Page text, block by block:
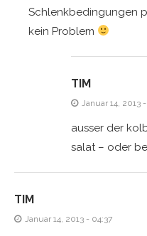
Schlenkbedingungen
kein Problem
TIM
Januar 14, 2013
ausser der
salat – oder
TIM
Januar 14, 2013 - 04:37